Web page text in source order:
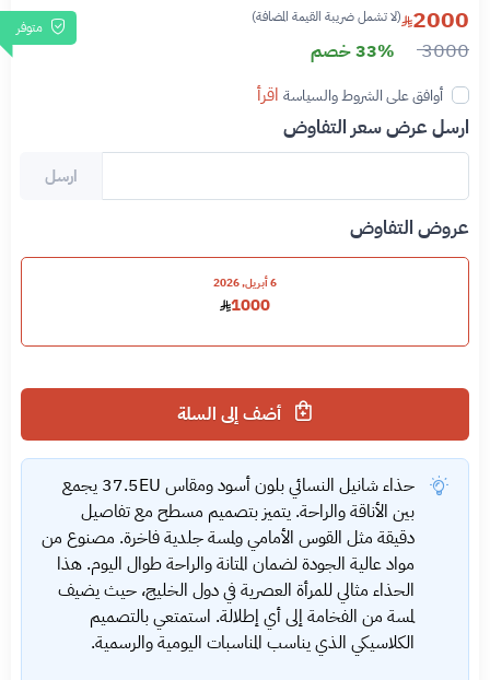
متوفر 2000 (لا تشمل ضريبة القيمة المضافة)
3000 33% خصم
أوافق على الشروط والسياسة اقرأ
ارسل عرض سعر التفاوض
ارسل
عروض التفاوض
6 أبريل, 2026
1000
حذاء شانيل النسائي بلون أسود ومقاس 37.5EU يجمع
بين الأناقة والراحة. يتميز بتصميم مسطح مع تفاصيل
دقيقة مثل القوس الأمامي ولمسة جلدية فاخرة. مصنوع من
مواد عالية الجودة لضمان المتانة والراحة طوال اليوم. هذا
الحذاء مثالي للمرأة العصرية في دول الخليج، حيث يضيف
لمسة من الفخامة إلى أي إطلالة. استمتعي بالتصميم
الكلاسيكي الذي يناسب المناسبات اليومية والرسمية.